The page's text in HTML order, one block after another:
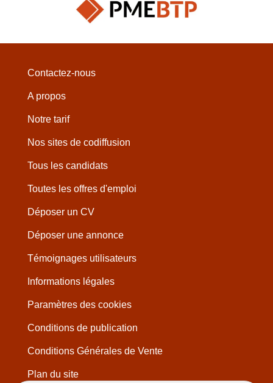
Contactez-nous
A propos
Notre tarif
Nos sites de codiffusion
Tous les candidats
Toutes les offres d'emploi
Déposer un CV
Déposer une annonce
Témoignages utilisateurs
Informations légales
Paramètres des cookies
Conditions de publication
Conditions Générales de Vente
Plan du site